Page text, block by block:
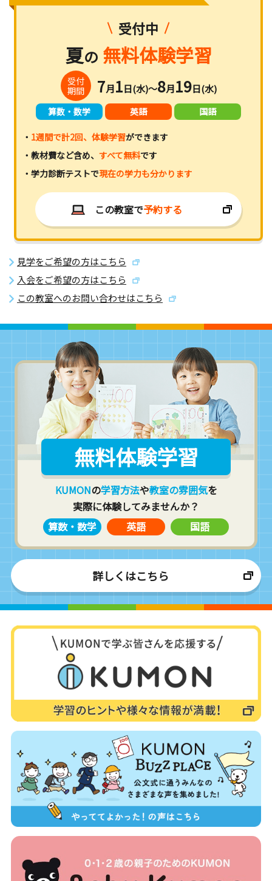
受付中
夏の 無料体験学習
受付
期間
7月1日(水)～8月19日(水)
算数・数学 英語 国語
・ 1週間で計2回、体験学習ができます
・教材費など含め、 すべて無料です
・学力診断テストで現在の学力も分かります
この教室で予約する
見学をご希望の方はこちら
入会をご希望の方はこちら
この教室へのお問い合わせはこちら
無料体験学習
KUMONの学習方法や教室の雰囲気を
実際に体験してみませんか？
算数・数学
英語 国語
詳しくはこちら